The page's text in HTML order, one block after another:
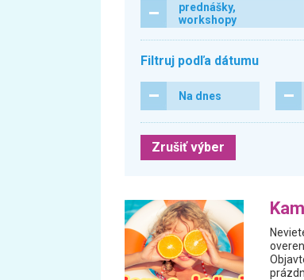
prednášky,
workshopy
Filtruj podľa dátumu
Na dnes
Zrušiť výber